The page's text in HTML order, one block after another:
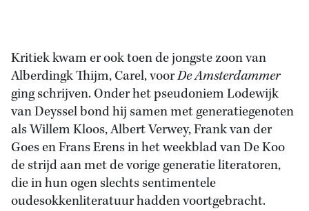
Kritiek kwam er ook toen de jongste zoon van
Alberdingk Thijm, Carel, voorDe Amsterdammer
ging schrijven. Onder het pseudoniem Lodewijk
van Deyssel bond hij samen met generatiegenoten
als Willem Kloos, Albert Verwey, Frank van der
Goes en Frans Erens in het weekblad van De Koo
de strijd aan met de vorige generatie literatoren,
die in hun ogen slechts sentimentele
oudesokkenliteratuur hadden voortgebracht.